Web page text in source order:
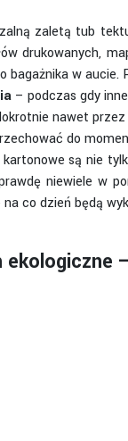
zaletą tub
drukowanych,
bagażnika w
– podczas gdy
nawet
do
są nie
niewiele w
co dzień będą